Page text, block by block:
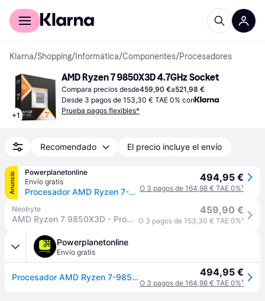
Comprar con Klarna
Klarna/Shopping/ Informática/Componentes/Procesadores
+1
AMD Ryzen 7 9850X3D 4.7GHz Socket
Compara precios desde459,90 €a521,98 €
Desde 3 pagos de 153,30 € TAE 0% con
Prueba pagos flexibles*
Recomendado El precio incluye el envío
Anuncio
Powerplanetonline
Envío gratis
Procesador AMD Ryzen 7-9850X3D 4.70GHz
494,95 €
O 3 pagos de 164,98 € TAE 0%¹
Neobyte
AMD Ryzen 7 9850X3D - Procesador AM5
459,90 €
O 3 pagos de 153,30 € TAE 0%¹
Powerplanetonline
Envío gratis
Procesador AMD Ryzen 7-9850X3D 4.70GHz 494,95 €
O 3 pagos de 164,98 € TAE 0%¹